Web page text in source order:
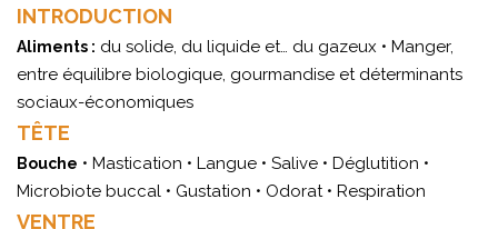
INTRODUCTION
Aliments : du solide, du liquide et… du gazeux • Manger,
entre équilibre biologique, gourmandise et déterminants
sociaux-économiques
TÊTE
Bouche • Mastication • Langue • Salive • Déglutition •
Microbiote buccal • Gustation • Odorat • Respiration
VENTRE